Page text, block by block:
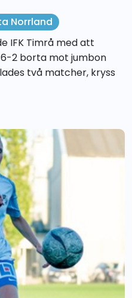
Norrland
IFK Timrå med att
2 borta mot jumbon
två matcher, kryss